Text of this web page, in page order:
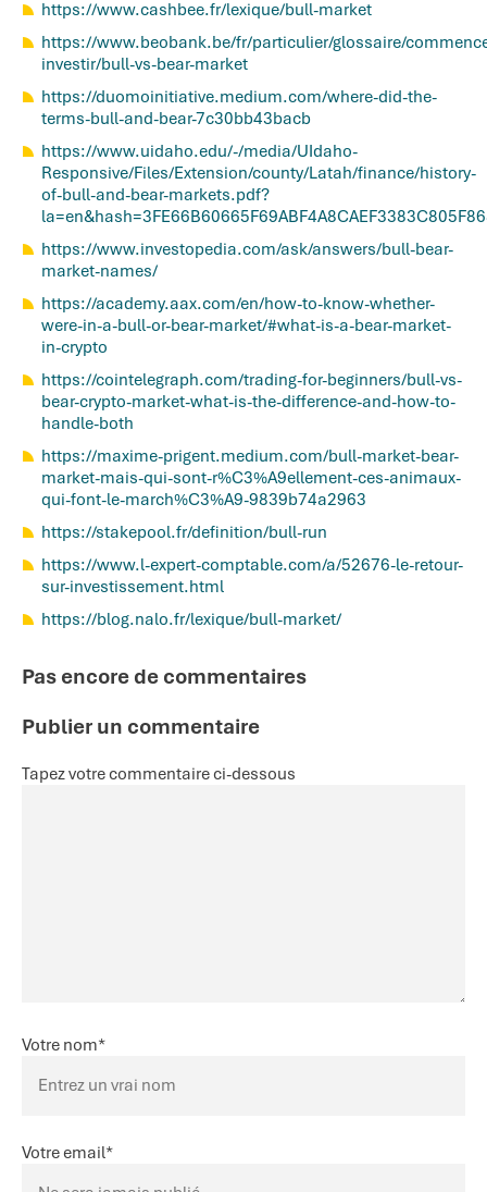
https://www.cashbee.fr/lexique/bull-market
https://www.beobank.be/fr/particulier/glossaire/
investir/bull-vs-bear-market
https://duomoinitiative.medium.com/where-did-the-
terms-bull-and-bear-7c30bb43bacb
https://www.uidaho.edu/-/media/UIdaho-
Responsive/Files/Extension/county/Latah/finance/history-
of-bull-and-bear-markets.pdf?
https://www.investopedia.com/ask/answers/bull-bear-
market-names/
https://academy.aax.com/en/how-to-know-whether-
were-in-a-bull-or-bear-market/#what-is-a-bear-market-
in-crypto
https://cointelegraph.com/trading-for-beginners/bull-vs-
bear-crypto-market-what-is-the-difference-and-how-to-
handle-both
https://maxime-prigent.medium.com/bull-market-bear-
market-mais-qui-sont-r%C3%A9ellement-ces-animaux-
qui-font-le-march%C3%A9-9839b74a2963
https://stakepool.fr/definition/bull-run
https://www.l-expert-comptable.com/a/52676-le-retour-
sur-investissement.html
https://blog.nalo.fr/lexique/bull-market/
Pas encore de commentaires
Publier un commentaire
Tapez votre commentaire ci-dessous
Votre nom*
Votre email*